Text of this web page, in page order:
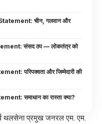
चीन, गलवान और
संसद ठप — लोकतंत्र को
परिपक्वता और जिम्मेदारी की
समाधान का रास्ता क्या?
पूर्व थलसेना प्रमुख जनरल एम. एम.